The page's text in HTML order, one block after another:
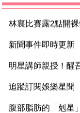
林襄比賽露2點開
新聞事件即時更新
明星講師親授！醒
追蹤訂閱娛樂星
腹部脂肪的「剋星